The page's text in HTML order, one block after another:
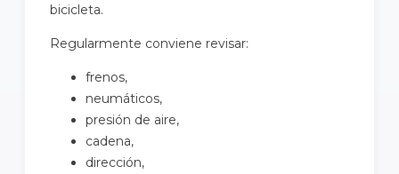
bicicleta.
Regularmente conviene revisar:
frenos,
neumáticos,
presión de aire,
cadena,
dirección,